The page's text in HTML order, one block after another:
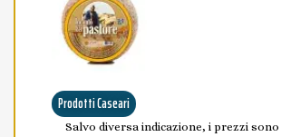
Prodotti Caseari
Salvo diversa indicazione, i prezzi